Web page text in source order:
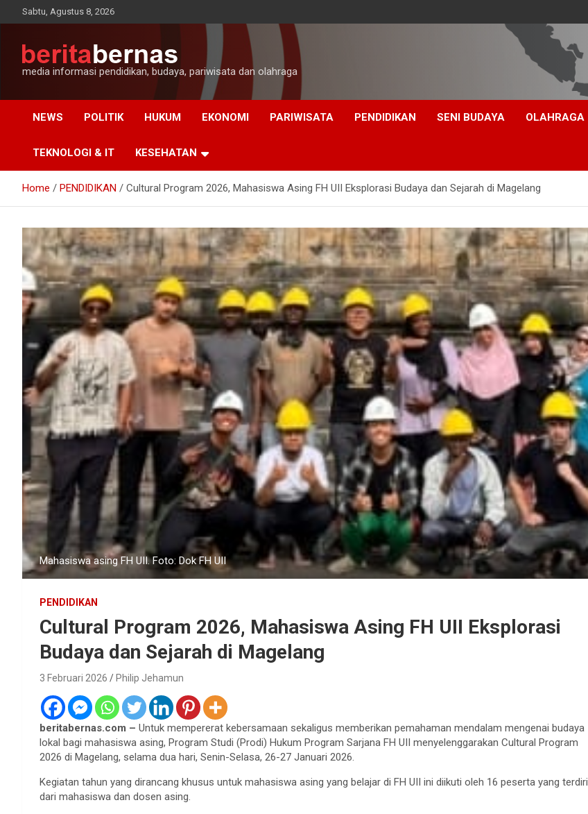
to
Sabtu, Agustus 8, 2026
media informasi pendidikan, budaya, pariwisata dan olahraga
NEWS POLITIK HUKUM EKONOMI PARIWISATA PENDIDIKAN SENI BUDAYA OLAHRAGA
TEKNOLOGI & IT KESEHATAN
Home PENDIDIKAN Cultural Program 2026, Mahasiswa Asing FH UII Eksplorasi Budaya dan Sejarah di Magelang
Mahasiswa asing FH UII. Foto: Dok FH UII
PENDIDIKAN
Cultural Program 2026, Mahasiswa Asing FH UII Eksplorasi
Budaya dan Sejarah di Magelang
3 Februari 2026 Philip Jehamun
beritabernas.com – Untuk mempererat kebersamaan sekaligus memberikan pemahaman mendalam mengenai budaya
lokal bagi mahasiswa asing, Program Studi (Prodi) Hukum Program Sarjana FH UII menyelenggarakan Cultural Program
2026 di Magelang, selama dua hari, Senin-Selasa, 26-27 Januari 2026.
Kegiatan tahun yang dirancang khusus untuk mahasiswa asing yang belajar di FH UII ini diikuti oleh 16 peserta yang terdiri
dari mahasiswa dan dosen asing.